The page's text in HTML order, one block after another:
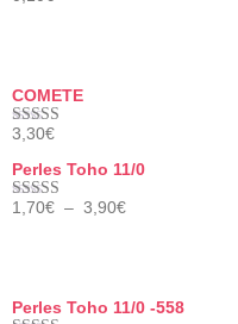
COMETE
Note5.00
3,30€
Perles Toho 11/0
Note5.00
1,70€ – 3,90€Plage
3,90€
Perles Toho 11/0 -558